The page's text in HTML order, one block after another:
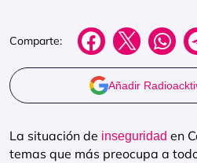
Comparte:
Añadir
La situación de inseguridad en
temas que más preocupa a